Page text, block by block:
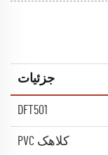
جزئیات
DFT501
کلاهک PVC